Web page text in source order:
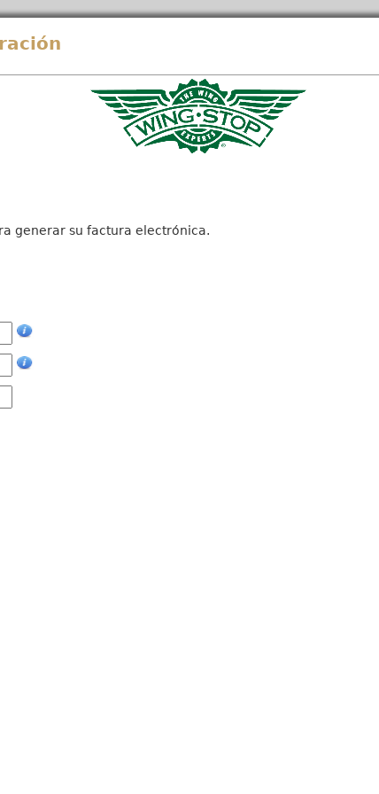
generar su factura electrónica.